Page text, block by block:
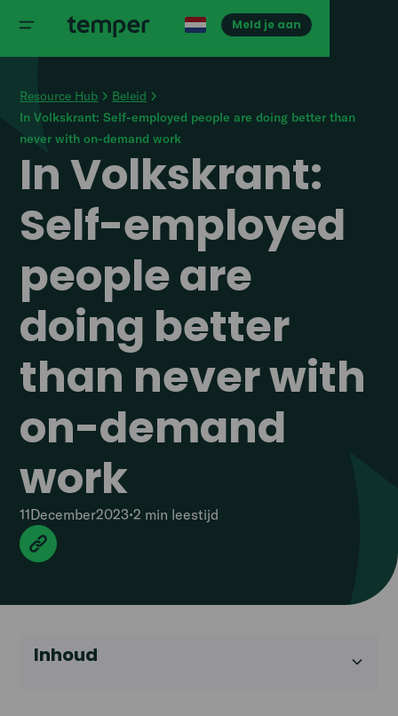
Meld je aan
Resource Hub
Beleid
In Volkskrant: Self-employed people are doing better than
never with on-demand work
In Volkskrant:
Self-employed
people are
doing better
than never with
on-demand
work
11December2023•2 min leestijd
Inhoud